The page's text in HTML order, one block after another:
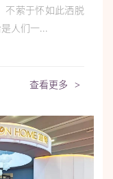
不萦于怀如此洒脱
人们一...
查看更多 >